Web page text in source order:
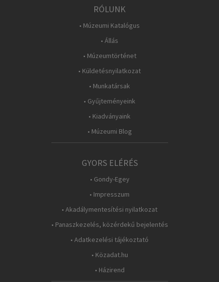
RÓLUNK
• Múzeumi Katalógus
• Állás
• Múzeumtörténet
• Küldetésnyilatkozat
• Munkatársak
• Gyűjteményeink
• Kiadványaink
• Múzeumi Blog
GYORS ELÉRÉS
• Gondy-Egey
• Impresszum
• Akadálymentesítési nyilatkozat
• Panaszkezelés, közérdekű bejelentés
• Adatkezelési tájékoztató
• Közadat.hu
• Házirend